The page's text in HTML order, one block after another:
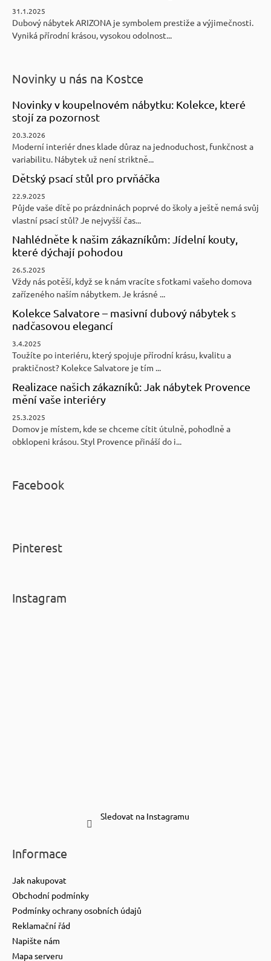
31.1.2025
Dubový nábytek ARIZONA je symbolem prestiže a výjimečnosti.
Vyniká přírodní krásou, vysokou odolnost...
Novinky u nás na Kostce
Novinky v koupelnovém nábytku: Kolekce, které
stojí za pozornost
20.3.2026
Moderní interiér dnes klade důraz na jednoduchost, funkčnost a
variabilitu. Nábytek už není striktně...
Dětský psací stůl pro prvňáčka
22.9.2025
Půjde vaše dítě po prázdninách poprvé do školy a ještě nemá svůj
vlastní psací stůl? Je nejvyšší čas...
Nahlédněte k našim zákazníkům: Jídelní kouty,
které dýchají pohodou
26.5.2025
Vždy nás potěší, když se k nám vracíte s fotkami vašeho domova
zařízeného naším nábytkem. Je krásné ...
Kolekce Salvatore – masivní dubový nábytek s
nadčasovou elegancí
3.4.2025
Toužíte po interiéru, který spojuje přírodní krásu, kvalitu a
praktičnost? Kolekce Salvatore je tím ...
Realizace našich zákazníků: Jak nábytek Provence
mění vaše interiéry
25.3.2025
Domov je místem, kde se chceme cítit útulně, pohodlně a
obklopeni krásou. Styl Provence přináší do i...
Facebook
Pinterest
Instagram
Sledovat na Instagramu
Informace
Jak nakupovat
Obchodní podmínky
Podmínky ochrany osobních údajů
Reklamační řád
Napište nám
Mapa serveru